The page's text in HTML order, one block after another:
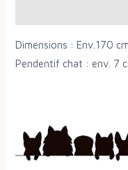
Dimensions : Env.170
Pendentif chat : env. 7